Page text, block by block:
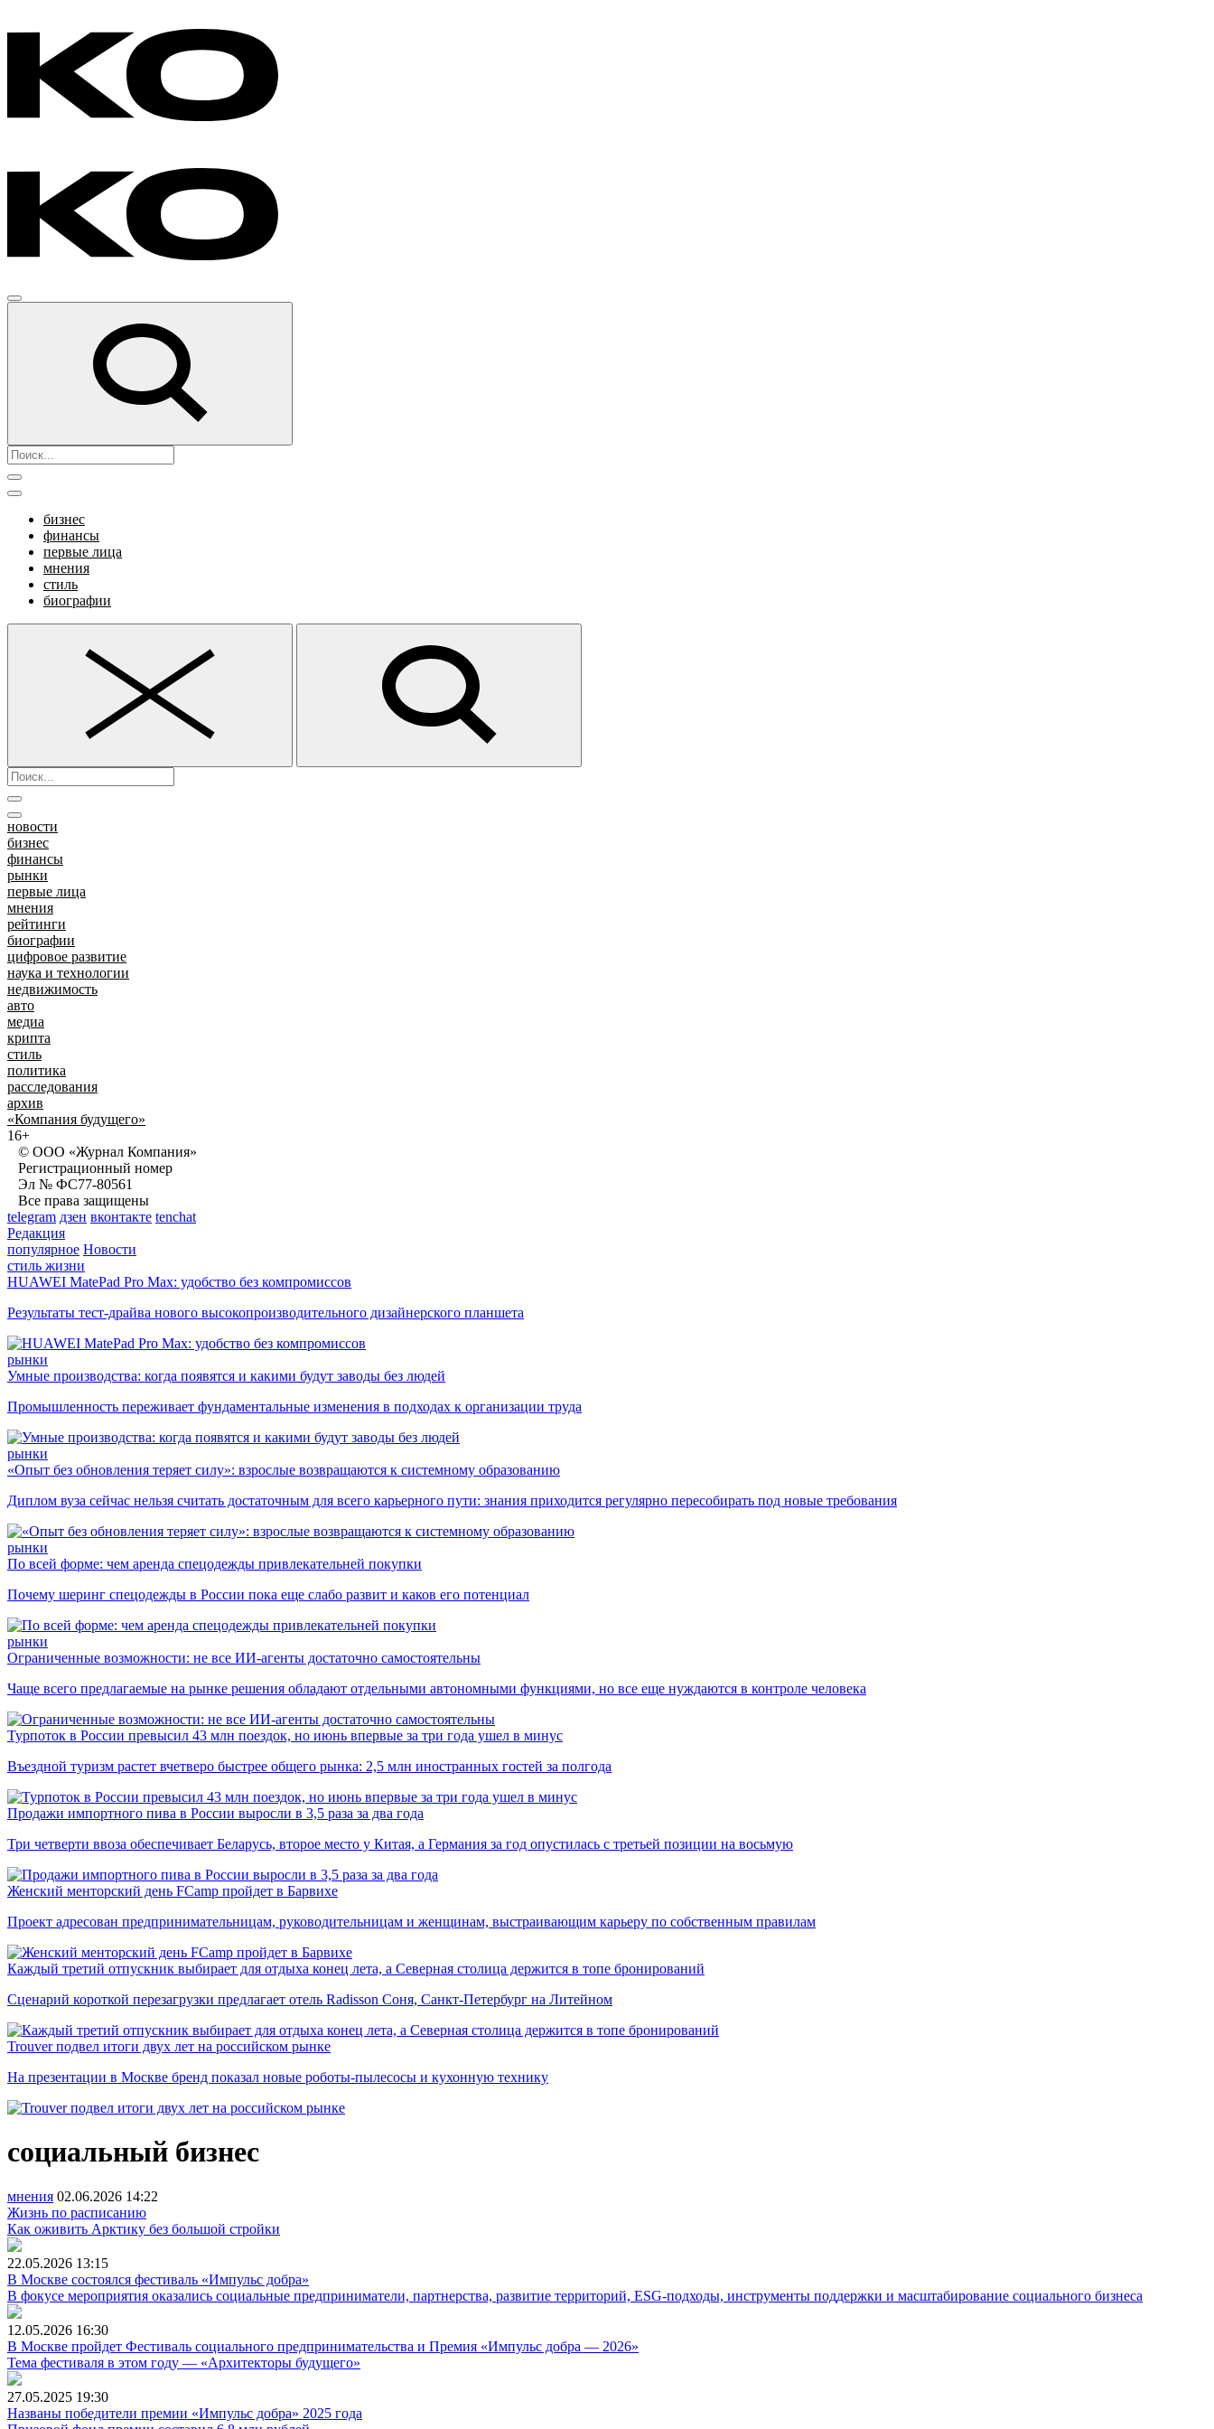
бизнес
финансы
первые лица
мнения
стиль
биографии
новости
бизнес
финансы
рынки
первые лица
мнения
рейтинги
биографии
цифровое развитие
наука и технологии
недвижимость
авто
медиа
крипта
стиль
политика
расследования
архив
«Компания будущего»
16+
© ООО «Журнал Компания»
Регистрационный номер
Эл № ФС77-80561
Все права защищены
telegram дзен вконтакте tenchat
Редакция
популярное Новости
стиль жизни
HUAWEI MatePad Pro Max: удобство без компромиссов
Результаты тест-драйва нового высокопроизводительного дизайнерского планшета
рынки
Умные производства: когда появятся и какими будут заводы без людей
Промышленность переживает фундаментальные изменения в подходах к организации труда
рынки
«Опыт без обновления теряет силу»: взрослые возвращаются к системному образованию
Диплом вуза сейчас нельзя считать достаточным для всего карьерного пути: знания приходится регулярно пересобирать под новые требования
рынки
По всей форме: чем аренда спецодежды привлекательней покупки
Почему шеринг спецодежды в России пока еще слабо развит и каков его потенциал
рынки
Ограниченные возможности: не все ИИ-агенты достаточно самостоятельны
Чаще всего предлагаемые на рынке решения обладают отдельными автономными функциями, но все еще нуждаются в контроле человека
Турпоток в России превысил 43 млн поездок, но июнь впервые за три года ушел в минус
Въездной туризм растет вчетверо быстрее общего рынка: 2,5 млн иностранных гостей за полгода
Продажи импортного пива в России выросли в 3,5 раза за два года
Три четверти ввоза обеспечивает Беларусь, второе место у Китая, а Германия за год опустилась с третьей позиции на восьмую
Женский менторский день FCamp пройдет в Барвихе
Проект адресован предпринимательницам, руководительницам и женщинам, выстраивающим карьеру по собственным правилам
Каждый третий отпускник выбирает для отдыха конец лета, а Северная столица держится в топе бронирований
Сценарий короткой перезагрузки предлагает отель Radisson Соня, Санкт-Петербург на Литейном
Trouver подвел итоги двух лет на российском рынке
На презентации в Москве бренд показал новые роботы-пылесосы и кухонную технику
социальный бизнес
мнения 02.06.2026 14:22
Жизнь по расписанию
Как оживить Арктику без большой стройки
22.05.2026 13:15
В Москве состоялся фестиваль «Импульс добра»
В фокусе мероприятия оказались социальные предприниматели, партнерства, развитие территорий, ESG-подходы, инструменты поддержки и масштабирование социального бизнеса
12.05.2026 16:30
В Москве пройдет Фестиваль социального предпринимательства и Премия «Импульс добра — 2026»
Тема фестиваля в этом году — «Архитекторы будущего»
27.05.2025 19:30
Названы победители премии «Импульс добра» 2025 года